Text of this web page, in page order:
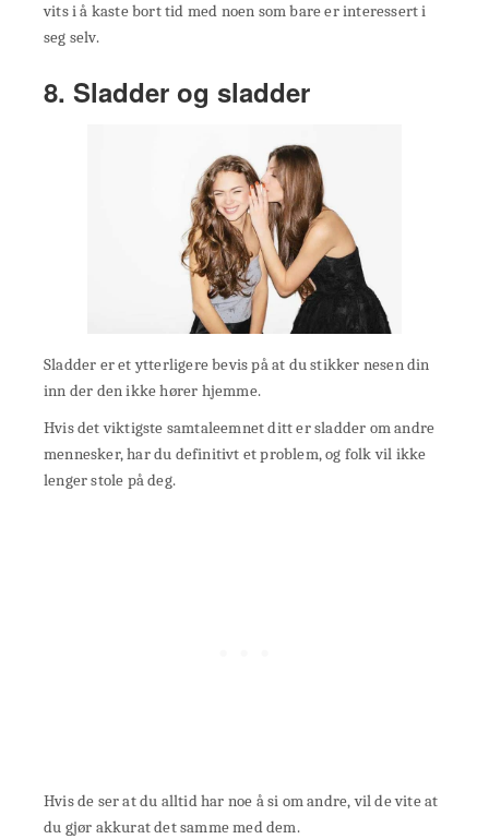
vits i å kaste bort tid med noen som bare er interessert i
seg selv.
8. Sladder og sladder
Sladder er et ytterligere bevis på at du stikker nesen din
inn der den ikke hører hjemme.
Hvis det viktigste samtaleemnet ditt er sladder om andre
mennesker, har du definitivt et problem, og folk vil ikke
lenger stole på deg.
Hvis de ser at du alltid har noe å si om andre, vil de vite at
du gjør akkurat det samme med dem.